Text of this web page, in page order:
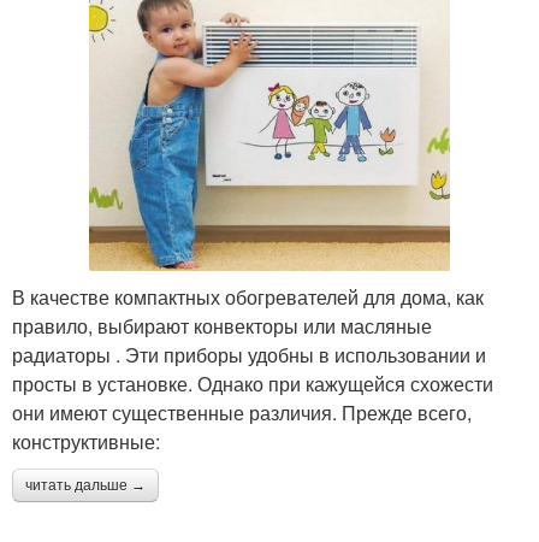
В качестве компактных обогревателей для дома, как
правило, выбирают конвекторы или масляные
радиаторы . Эти приборы удобны в использовании и
просты в установке. Однако при кажущейся схожести
они имеют существенные различия. Прежде всего,
конструктивные:
читать дальше →